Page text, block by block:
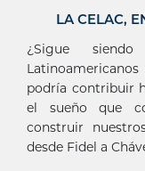
LA CELAC,
¿Sigue
podría contribuir
el sueño que
construir
desde Fidel a